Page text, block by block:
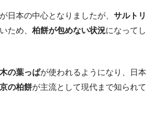
日本の中心となりましたが、 サルトリ
ため、 柏餅が包めない状況になってし
の葉っぱが使われるようになり、日本
の柏餅が主流として現代まで知られて